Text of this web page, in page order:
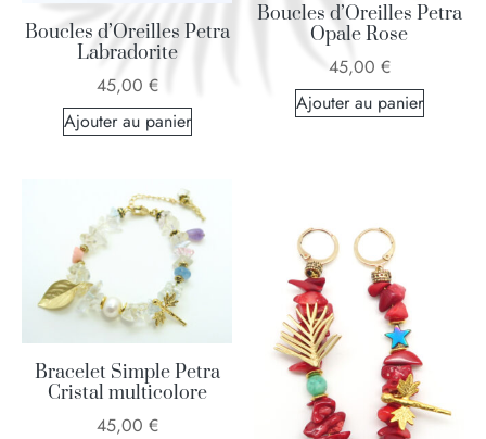
Boucles d’Oreilles Petra
Labradorite
45,00 €
Ajouter au panier
Boucles d’Oreilles Petra
Opale Rose
45,00 €
Ajouter au panier
Bracelet Simple Petra
Cristal multicolore
45,00 €